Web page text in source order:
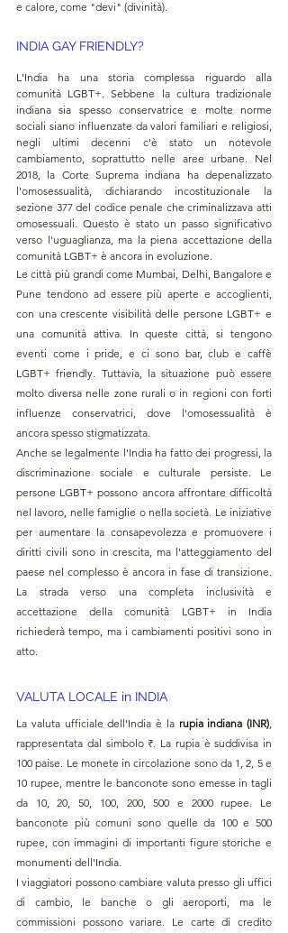
e calore, come "devi" (divinità).
INDIA GAY FRIENDLY?
L'India ha una storia complessa riguardo alla
comunità LGBT+. Sebbene la cultura tradizionale
indiana sia spesso conservatrice e molte norme
sociali siano influenzate da valori familiari e religiosi,
negli ultimi decenni c'è stato un notevole
cambiamento, soprattutto nelle aree urbane. Nel
2018, la Corte Suprema indiana ha depenalizzato
l'omosessualità, dichiarando incostituzionale la
sezione 377 del codice penale che criminalizzava atti
omosessuali. Questo è stato un passo significativo
verso l'uguaglianza, ma la piena accettazione della
comunità LGBT+ è ancora in evoluzione.
Le città più grandi come Mumbai, Delhi, Bangalore e
Pune tendono ad essere più aperte e accoglienti,
con una crescente visibilità delle persone LGBT+ e
una comunità attiva. In queste città, si tengono
eventi come i pride, e ci sono bar, club e caffè
LGBT+ friendly. Tuttavia, la situazione può essere
molto diversa nelle zone rurali o in regioni con forti
influenze conservatrici, dove l'omosessualità è
ancora spesso stigmatizzata.
Anche se legalmente l'India ha fatto dei progressi, la
discriminazione sociale e culturale persiste. Le
persone LGBT+ possono ancora affrontare difficoltà
nel lavoro, nelle famiglie o nella società. Le iniziative
per aumentare la consapevolezza e promuovere i
diritti civili sono in crescita, ma l'atteggiamento del
paese nel complesso è ancora in fase di transizione.
La strada verso una completa inclusività e
accettazione della comunità LGBT+ in India
richiederà tempo, ma i cambiamenti positivi sono in
atto.
VALUTA LOCALE in INDIA
La valuta ufficiale dell'India è la rupia indiana (INR)
rappresentata dal simbolo ₹. La rupia è suddivisa in
100 paise. Le monete in circolazione sono da 1, 2, 5 e
10 rupee, mentre le banconote sono emesse in tagli
da 10, 20, 50, 100, 200, 500 e 2000 rupee. Le
banconote più comuni sono quelle da 100 e 500
rupee, con immagini di importanti figure storiche e
monumenti dell'India.
I viaggiatori possono cambiare valuta presso gli uffici
di cambio, le banche o gli aeroporti, ma le
commissioni possono variare. Le carte di credito